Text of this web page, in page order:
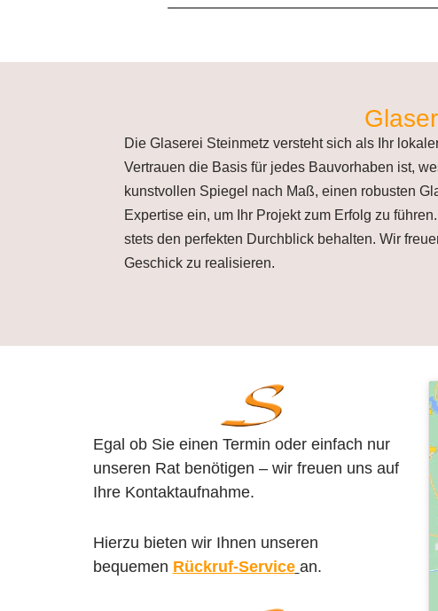
Die Glaserei Steinmetz versteht sich als Ihr
Vertrauen die Basis für jedes Bauvorhaben ist,
kunstvollen Spiegel nach Maß, einen robusten
Expertise ein, um Ihr Projekt zum Erfolg zu
stets den perfekten Durchblick behalten. Wir
Geschick zu realisieren.
Egal ob Sie einen Termin oder einfach nur
unseren Rat benötigen – wir freuen uns auf
Ihre Kontaktaufnahme.
Hierzu bieten wir Ihnen unseren
bequemen Rückruf-Service an.